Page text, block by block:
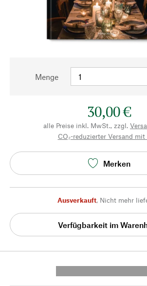
Menge
30,00 €
alle Preise inkl. MwSt., zzgl.
CO₂-reduzierter Versand mit
Merken
Ausverkauft, Nicht mehr
Verfügbarkeit im